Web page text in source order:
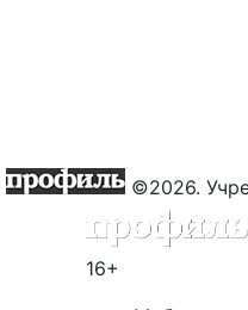
©2026.
16+